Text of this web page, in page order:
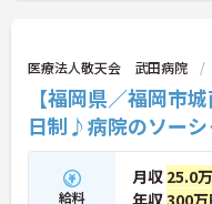
ご興味のある方には、面
詳細をお話いたしますの
い。
医療法人敬天会 武田病院
【福岡県／福岡市
日制♪病院のソーシ
給料
月収 25.0